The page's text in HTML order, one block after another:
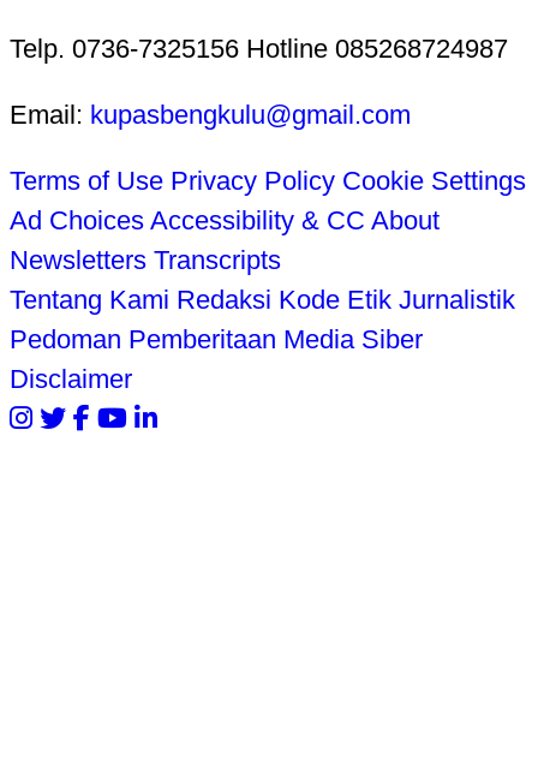
Telp. 0736-7325156 Hotline 085268724987
Email: kupasbengkulu@gmail.com
Terms of Use Privacy Policy Cookie Settings
Ad Choices Accessibility & CC About
Newsletters Transcripts
Tentang Kami Redaksi Kode Etik Jurnalistik
Pedoman Pemberitaan Media Siber
Disclaimer